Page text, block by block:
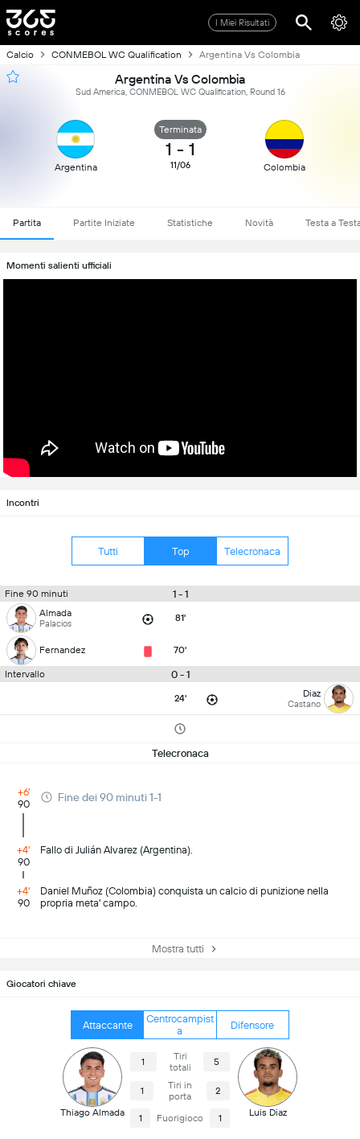
I Miei Risultati
Calcio CONMEBOL WC Qualification Argentina Vs Colombia
Argentina Vs Colombia
Sud America, CONMEBOL WC Qualification, Round 16
Argentina
Terminata
1 - 1
11/06 Colombia
Partita Partite Iniziate Statistiche Novità Testa a
Momenti salienti ufficiali
Incontri
Tutti Top Telecronaca
Fine 90 minuti 1 - 1
Almada
Palacios 81'
Fernandez 70'
Intervallo 0 - 1
24' Diaz
Castano
Telecronaca
+6'
90
Fine dei 90 minuti 1-1
+4'
90
Fallo di Julián Alvarez (Argentina).
+4'
90
Daniel Muñoz (Colombia) conquista un calcio di punizione nella
propria meta' campo.
Mostra tutti
Giocatori chiave
Attaccante
Centrocampist
a
Difensore
Thiago Almada
1
Tiri
totali
5
1
Tiri in
porta
2
1 Fuorigioco 1 Luis Diaz